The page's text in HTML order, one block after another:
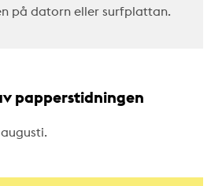
på datorn eller surfplattan.
papperstidningen